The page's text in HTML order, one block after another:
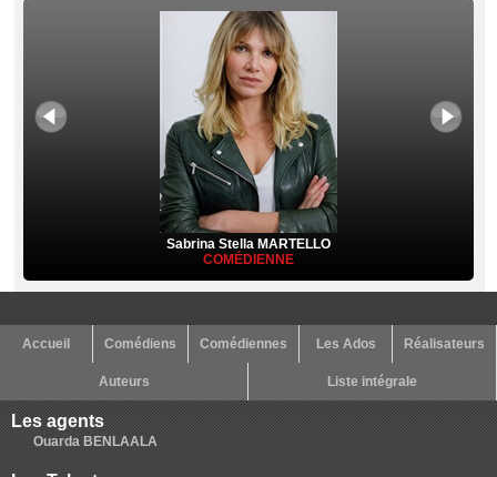
Sabrina Stella MARTELLO
COMÉDIENNE
Accueil Comédiens Comédiennes Les Ados Réalisateurs
Auteurs Liste intégrale
Les agents
Ouarda BENLAALA